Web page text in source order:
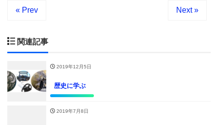
« Prev Next »
関連記事
2019年12月5日
歴史に学ぶ
2019年7月8日